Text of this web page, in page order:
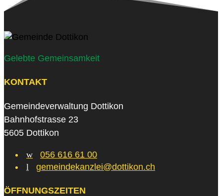
Gelebte Gemeinsamkeit
KONTAKT
Gemeindeverwaltung Dottikon
Bahnhofstrasse 23
5605 Dottikon
w
056 616 61 00
l
gemeindekanzlei@dottikon.ch
ÖFFNUNGSZEITEN